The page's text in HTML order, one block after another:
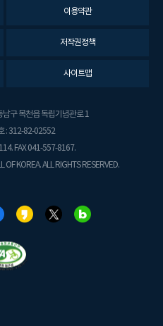
이용약관
저작권정책
사이트맵
구 목천읍 독립기념관로 1
: 312-82-02552
FAX 041-557-8167.
KOREA. ALL RIGHTS RESERVED.